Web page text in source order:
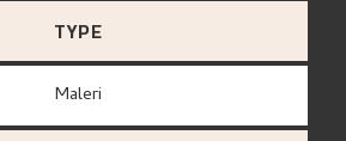
TYPE
Maleri